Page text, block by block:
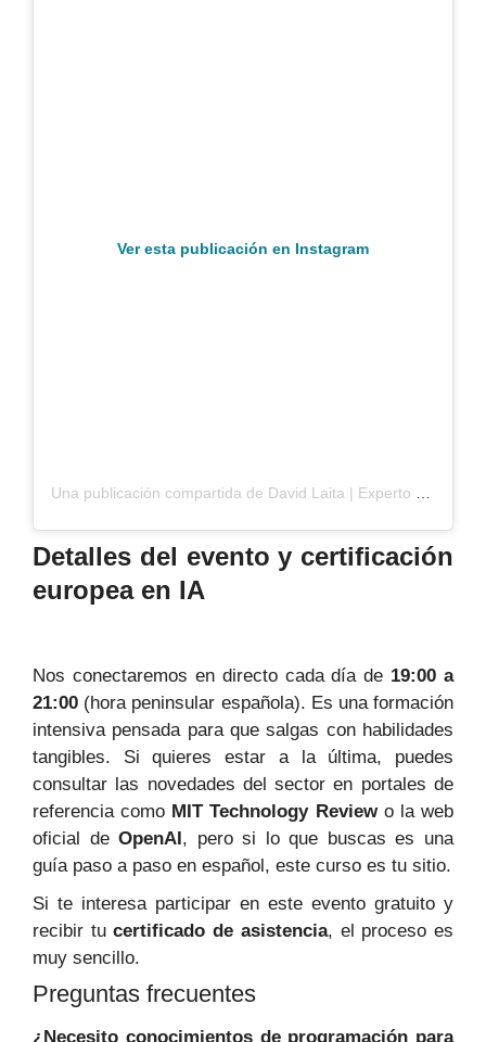
Ver esta publicación en Instagram
Detalles del evento y certificación
europea en IA
Nos conectaremos en directo cada día de 19:00 a
21:00 (hora peninsular española). Es una formación
intensiva pensada para que salgas con habilidades
tangibles. Si quieres estar a la última, puedes
consultar las novedades del sector en portales de
referencia como MIT Technology Reviewo la web
oficial deOpenAI, pero si lo que buscas es una
guía paso a paso en español, este curso es tu sitio.
Si te interesa participar en este evento gratuito y
recibir tucertificado de asistencia, el proceso es
muy sencillo.
Preguntas frecuentes
¿Necesito conocimientos de programación para